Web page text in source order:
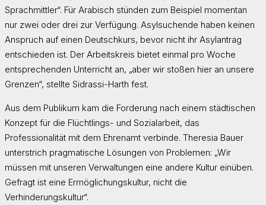
Sprachmittler“. Für Arabisch stünden zum Beispiel momentan
nur zwei oder drei zur Verfügung. Asylsuchende haben keinen
Anspruch auf einen Deutschkurs, bevor nicht ihr Asylantrag
entschieden ist. Der Arbeitskreis bietet einmal pro Woche
entsprechenden Unterricht an, „aber wir stoßen hier an unsere
Grenzen“, stellte Sidrassi-Harth fest.
Aus dem Publikum kam die Forderung nach einem städtischen
Konzept für die Flüchtlings- und Sozialarbeit, das
Professionalität mit dem Ehrenamt verbinde. Theresia Bauer
unterstrich pragmatische Lösungen von Problemen: „Wir
müssen mit unseren Verwaltungen eine andere Kultur einüben.
Gefragt ist eine Ermöglichungskultur, nicht die
Verhinderungskultur“.